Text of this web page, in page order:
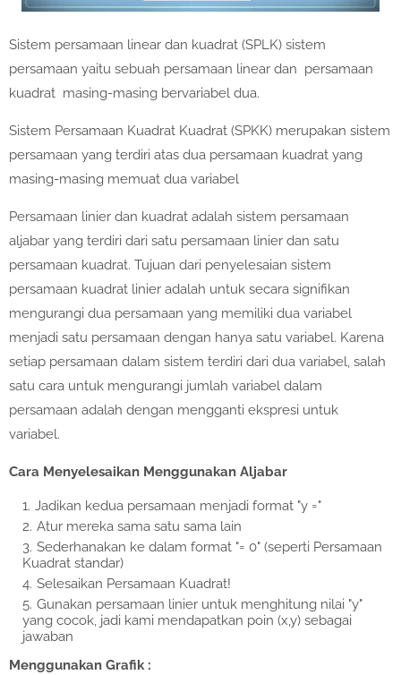
Sistem persamaan linear dan kuadrat (SPLK) sistem
persamaan yaitu sebuah persamaan linear dan persamaan
kuadrat masing-masing bervariabel dua.
Sistem Persamaan Kuadrat Kuadrat (SPKK) merupakan sistem
persamaan yang terdiri atas dua persamaan kuadrat yang
masing-masing memuat dua variabel
Persamaan linier dan kuadrat adalah sistem persamaan
aljabar yang terdiri dari satu persamaan linier dan satu
persamaan kuadrat. Tujuan dari penyelesaian sistem
persamaan kuadrat linier adalah untuk secara signifikan
mengurangi dua persamaan yang memiliki dua variabel
menjadi satu persamaan dengan hanya satu variabel. Karena
setiap persamaan dalam sistem terdiri dari dua variabel, salah
satu cara untuk mengurangi jumlah variabel dalam
persamaan adalah dengan mengganti ekspresi untuk
variabel.
Cara Menyelesaikan Menggunakan Aljabar
Jadikan kedua persamaan menjadi format "y ="
Atur mereka sama satu sama lain
Sederhanakan ke dalam format "= 0" (seperti Persamaan
Kuadrat standar)
Selesaikan Persamaan Kuadrat!
Gunakan persamaan linier untuk menghitung nilai "y"
yang cocok, jadi kami mendapatkan poin (x,y) sebagai
jawaban
Menggunakan Grafik :